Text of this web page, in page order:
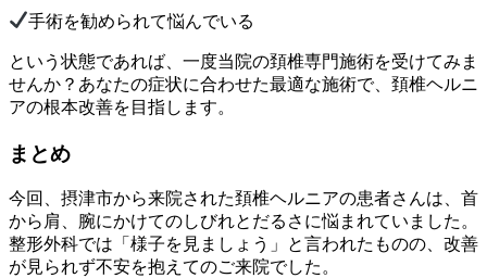
手術を勧められて悩んでいる
という状態であれば、一度当院の頚椎専門施術を受けてみま
せんか？あなたの症状に合わせた最適な施術で、頚椎ヘルニ
アの根本改善を目指します。
まとめ
今回、摂津市から来院された頚椎ヘルニアの患者さんは、首
から肩、腕にかけてのしびれとだるさに悩まれていました。
整形外科では「様子を見ましょう」と言われたものの、改善
が見られず不安を抱えてのご来院でした。